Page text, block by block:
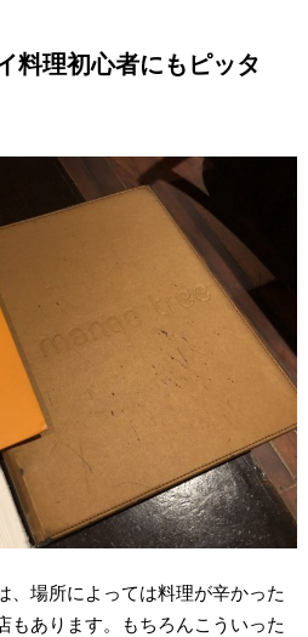
料理初心者にもピッタ
、場所によっては料理が辛かった
もあります。もちろんこういった